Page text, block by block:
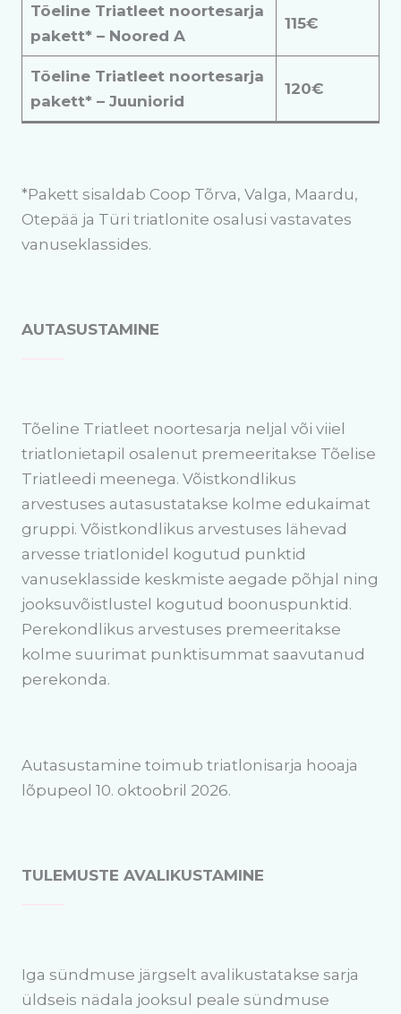
Tõeline Triatleet noortesarja
pakett* – Noored A
115€
Tõeline Triatleet noortesarja
pakett* – Juuniorid
120€
*Pakett sisaldab Coop Tõrva, Valga, Maardu,
Otepää ja Türi triatlonite osalusi vastavates
vanuseklassides.
AUTASUSTAMINE
Tõeline Triatleet noortesarja neljal või viiel
triatlonietapil osalenut premeeritakse Tõelise
Triatleedi meenega. Võistkondlikus
arvestuses autasustatakse kolme edukaimat
gruppi. Võistkondlikus arvestuses lähevad
arvesse triatlonidel kogutud punktid
vanuseklasside keskmiste aegade põhjal ning
jooksuvõistlustel kogutud boonuspunktid.
Perekondlikus arvestuses premeeritakse
kolme suurimat punktisummat saavutanud
perekonda.
Autasustamine toimub triatlonisarja hooaja
lõpupeol 10. oktoobril 2026.
TULEMUSTE AVALIKUSTAMINE
Iga sündmuse järgselt avalikustatakse sarja
üldseis nädala jooksul peale sündmuse